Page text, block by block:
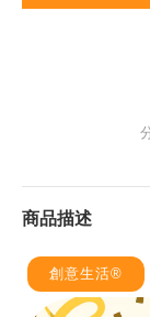
商品描述
創意生活®